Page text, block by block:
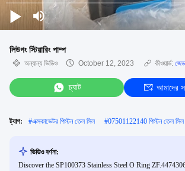
লিউগং স্টিয়ারিং পাম্প
অন্যান্য ভিডিও October 12, 2023 কীওয়ার্ড:
চ্যাট আমাদের
ট্যাগ: #এক্সকাভেটর পিস্টন তেল সিল #07501122140 পিস্টন তেল সিল
ভিডিও বর্ণনা:
Discover the SP100373 Stainless Steel O Ring